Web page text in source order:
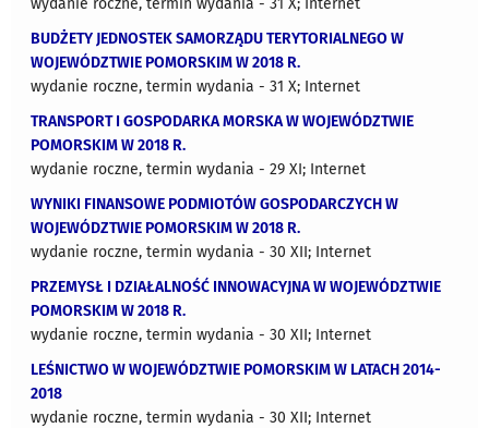
wydanie roczne, termin wydania - 31 X; Internet
BUDŻETY JEDNOSTEK SAMORZĄDU TERYTORIALNEGO W
WOJEWÓDZTWIE POMORSKIM W 2018 R.
wydanie roczne, termin wydania - 31 X; Internet
TRANSPORT I GOSPODARKA MORSKA W WOJEWÓDZTWIE
POMORSKIM W 2018 R.
wydanie roczne, termin wydania - 29 XI; Internet
WYNIKI FINANSOWE PODMIOTÓW GOSPODARCZYCH W
WOJEWÓDZTWIE POMORSKIM W 2018 R.
wydanie roczne, termin wydania - 30 XII; Internet
PRZEMYSŁ I DZIAŁALNOŚĆ INNOWACYJNA W WOJEWÓDZTWIE
POMORSKIM W 2018 R.
wydanie roczne, termin wydania - 30 XII; Internet
LEŚNICTWO W WOJEWÓDZTWIE POMORSKIM W LATACH 2014-
2018
wydanie roczne, termin wydania - 30 XII; Internet